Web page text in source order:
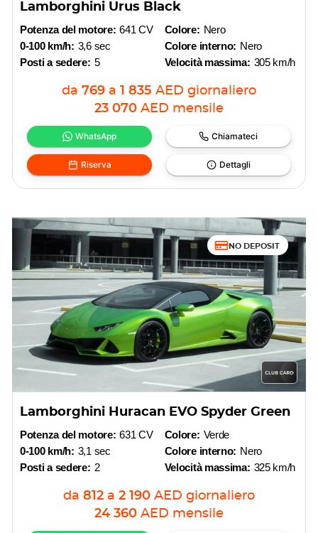
Lamborghini Urus Black
Potenza del motore: 641 CV
0-100 km/h: 3,6 sec
Posti a sedere: 5
Colore: Nero
Colore interno: Nero
Velocità massima: 305 km/h
da 769 a 1 835 AED giornaliero
23 070 AED mensile
WhatsApp Chiamateci
Riserva Dettagli
NO DEPOSIT
Lamborghini Huracan EVO Spyder Green
Potenza del motore: 631 CV
0-100 km/h: 3,1 sec
Posti a sedere: 2
Colore: Verde
Colore interno: Nero
Velocità massima: 325 km/h
da 812 a 2 190 AED giornaliero
24 360 AED mensile